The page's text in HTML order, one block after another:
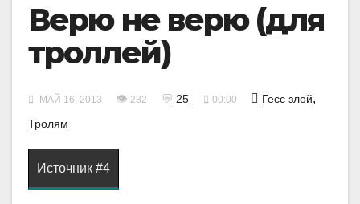
Верю не верю (для
троллей)
МАЙ 16, 2013 👁 282 💬 25 00:00 Гесс злой,
Тролям
Источник #4